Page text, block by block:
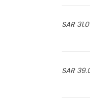
31.0 SAR
39.0